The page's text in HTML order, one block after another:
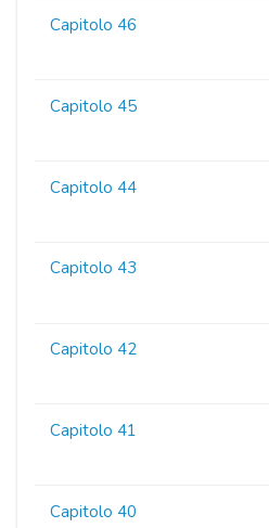
Capitolo 46
Capitolo 45
Capitolo 44
Capitolo 43
Capitolo 42
Capitolo 41
Capitolo 40